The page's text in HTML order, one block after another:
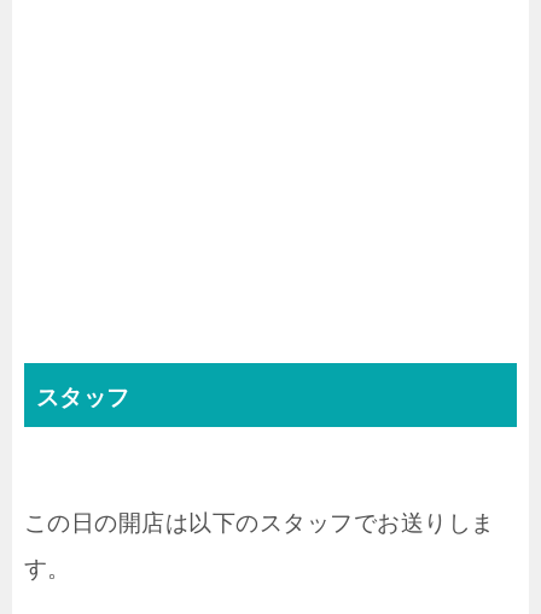
スタッフ
この日の開店は以下のスタッフでお送りしま
す。